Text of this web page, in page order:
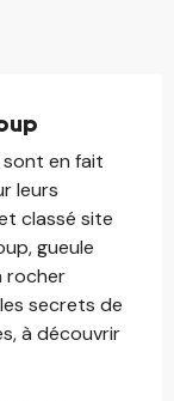
sont en fait
leurs
classé site
gueule
rocher
secrets de
à découvrir